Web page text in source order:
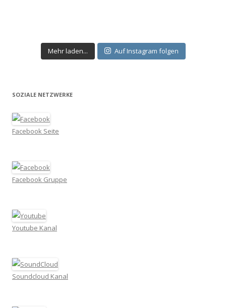
Mehr laden... Auf Instagram folgen
SOZIALE NETZWERKE
Facebook Seite
Facebook Gruppe
Youtube Kanal
Soundcloud Kanal